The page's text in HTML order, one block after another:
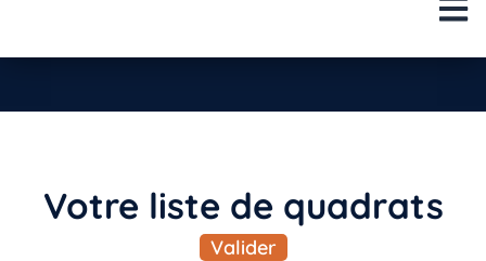
Votre liste de quadrats​
Valider